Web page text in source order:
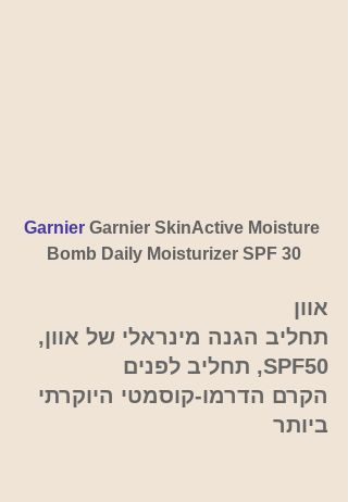
Garnier Garnier SkinActive Moisture
Bomb Daily Moisturizer SPF 30
אוון
תחליב הגנה מינראלי של אוון,
SPF50, תחליב לפנים
הקרם הדרמו-קוסמטי היוקרתי
ביותר